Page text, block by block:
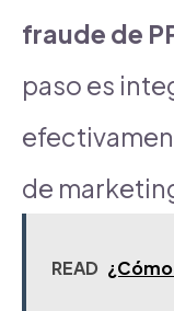
fraude de
paso es
de
READ